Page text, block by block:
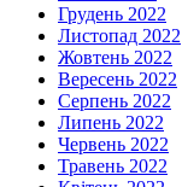
Грудень 2022
Листопад 2022
Жовтень 2022
Вересень 2022
Серпень 2022
Липень 2022
Червень 2022
Травень 2022